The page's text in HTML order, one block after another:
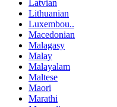
Latvian
Lithuanian
Luxembou..
Macedonian
Malagasy
Malay
Malayalam
Maltese
Maori
Marathi